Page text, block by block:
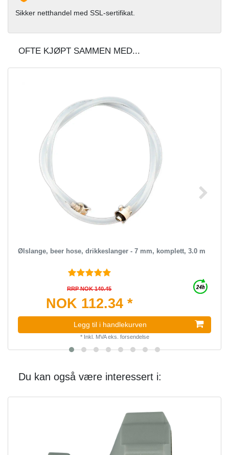
Sikker netthandel med SSL-sertifikat.
OFTE KJØPT SAMMEN MED...
Ølslange, beer hose, drikkeslanger - 7 mm, komplett, 3.0 m
RRP NOK 140.45
NOK 112.34 *
Legg til i handlekurven
* Inkl. MVAeks. forsendelse
Du kan også være interessert i: